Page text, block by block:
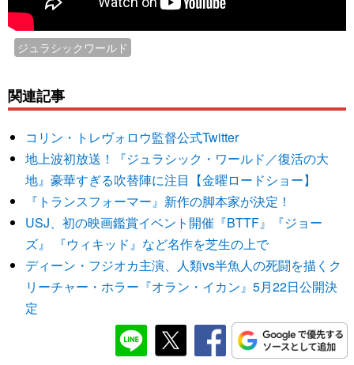
ジュラシックワールド
関連記事
コリン・トレヴォロウ監督公式Twitter
地上波初放送！『ジュラシック・ワールド／復活の大
地』豪華すぎる吹替陣に注目【金曜ロードショー】
『トランスフォーマー』新作の脚本家が決定！
USJ、初の映画鑑賞イベント開催『BTTF』『ジョー
ズ』 『ウィキッド』など名作を芝生の上で
ディーン・フジオカ主演、人類vs半魚人の死闘を描くク
リーチャー・ホラー『オラン・イカン』5月22日公開決
定